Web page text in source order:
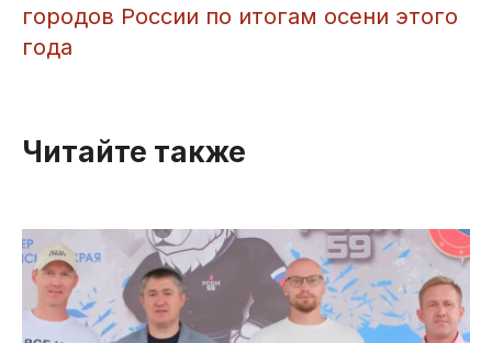
городов России по итогам осени этого
года
Читайте также